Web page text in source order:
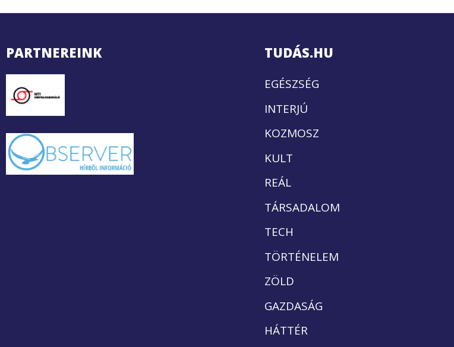
PARTNEREINK TUDÁS.HU
EGÉSZSÉG
INTERJÚ
KOZMOSZ
KULT
REÁL
TÁRSADALOM
TECH
TÖRTÉNELEM
ZÖLD
GAZDASÁG
HÁTTÉR